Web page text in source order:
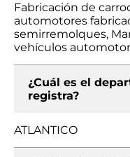
Fabricación de
automotores
semirremolques,
vehículos
¿Cuál es el
registra?
ATLANTICO